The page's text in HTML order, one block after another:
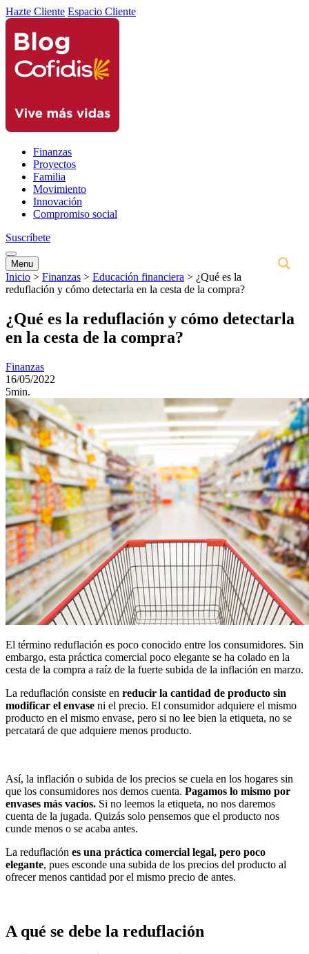
Hazte Cliente Espacio Cliente
Finanzas
Proyectos
Familia
Movimiento
Innovación
Compromiso social
Suscríbete
Menu
Inicio > Finanzas > Educación financiera > ¿Qué es la
reduflación y cómo detectarla en la cesta de la compra?
¿Qué es la reduflación y cómo detectarla
en la cesta de la compra?
Finanzas
16/05/2022
5min.
El término reduflación es poco conocido entre los consumidores. Sin
embargo, esta práctica comercial poco elegante se ha colado en la
cesta de la compra a raíz de la fuerte subida de la inflación en marzo.
La reduflación consiste en reducir la cantidad de producto sin
modificar el envase ni el precio. El consumidor adquiere el mismo
producto en el mismo envase, pero si no lee bien la etiqueta, no se
percatará de que adquiere menos producto.
Así, la inflación o subida de los precios se cuela en los hogares sin
que los consumidores nos demos cuenta. Pagamos lo mismo por
envases más vacíos. Si no leemos la etiqueta, no nos daremos
cuenta de la jugada. Quizás solo pensemos que el producto nos
cunde menos o se acaba antes.
La reduflación es una práctica comercial legal, pero poco
elegante, pues esconde una subida de los precios del producto al
ofrecer menos cantidad por el mismo precio de antes.
A qué se debe la reduflación